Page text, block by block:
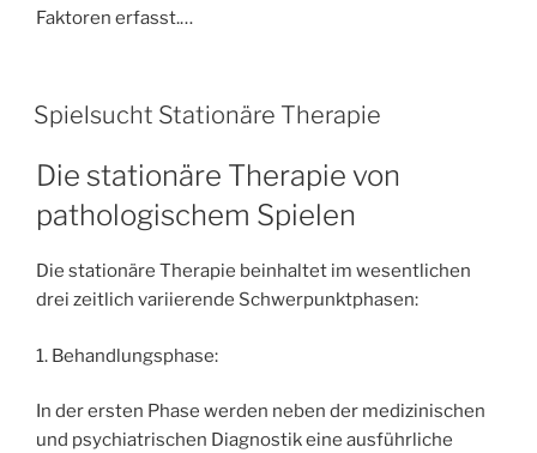
Faktoren erfasst.…
V
E
Ö
F
F
E
T
L
H
A
Spielsucht Stationäre Therapie
Die stationäre Therapie von
pathologischem Spielen
Die stationäre Therapie beinhaltet im wesentlichen
drei zeitlich variierende Schwerpunktphasen:
1. Behandlungsphase:
In der ersten Phase werden neben der medizinischen
und psychiatrischen Diagnostik eine ausführliche